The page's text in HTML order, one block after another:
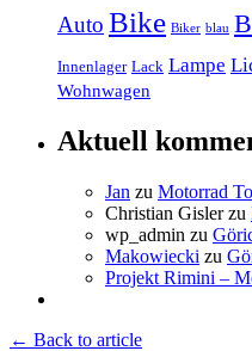
Auto Bike Biker blau
Innenlager Lack Lampe
Wohnwagen
Aktuell
Jan zu Motorrad
Christian Gislerzu
wp_admin zu
Makowiecki zu
Projekt Rimini –
← Back to article